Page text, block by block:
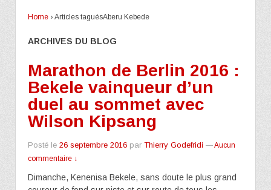
Home › Articles taguésAberu Kebede
ARCHIVES DU BLOG
Marathon de Berlin 2016 :
Bekele vainqueur d’un
duel au sommet avec
Wilson Kipsang
Posté le 26 septembre 2016 par Thierry Godefridi —Aucun
commentaire ↓
Dimanche, Kenenisa Bekele, sans doute le plus grand